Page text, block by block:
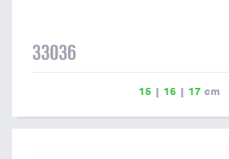
33036
15 | 16 | 17 cm